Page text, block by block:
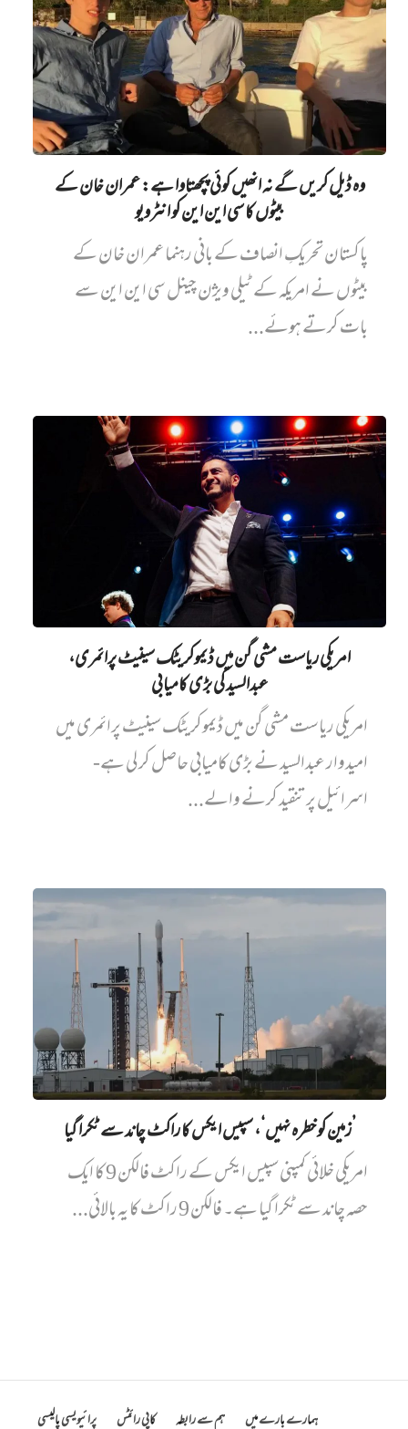
وہ ڈیل کریں گے نہ انھیں کوئی پچھتاوا ہے: عمران خان کے
بیٹوں کا سی این این کو انٹرویو
پاکستان تحریکِ انصاف کے بانی رہنما عمران خان کے
بیٹوں نے امریکہ کے ٹیلی ویژن چینل سی این این سے
بات کرتے ہوئے...
امریکی ریاست مشی گن میں ڈیموکریٹک سینیٹ پرائمری،
عبدالسید کی بڑی کامیابی
امریکی ریاست مشی گن میں ڈیموکریٹک سینیٹ پرائمری میں‌
امیدوار عبدالسید نے بڑی کامیابی حاصل کر لی ہے-
اسرائیل پر تنقید کرنے والے...
’زمین کو خطرہ نہیں‘، سپیس ایکس کا راکٹ چاند سے ٹکرا گیا
امریکی خلائی کمپنی سپیس ایکس کے راکٹ فالکن 9 کا ایک
حصہ چاند سے ٹکرا گیا ہے۔ فالکن 9 راکٹ کا یہ بالائی...
ہمارے بارے میں ہم سے رابطہ کاپی رائٹس پرائیویسی پالیسی